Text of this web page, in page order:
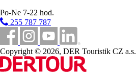
Bazény
Lehátka u bazénu
Fotogalerie
Po-Ne 7-22 hod.
255 787 787
Copyright © 2026, DER Touristik CZ a.s.